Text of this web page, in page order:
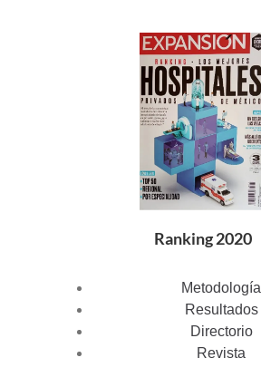
Ranking 2020
Metodología
Resultados
Directorio
Revista